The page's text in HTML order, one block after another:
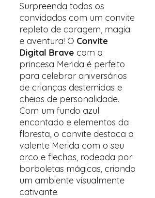
Surpreenda todos os
convidados com um convite
repleto de coragem, magia
e aventura! O Convite
Digital Brave com a
princesa Merida é perfeito
para celebrar aniversários
de crianças destemidas e
cheias de personalidade.
Com um fundo azul
encantado e elementos da
floresta, o convite destaca a
valente Merida com o seu
arco e flechas, rodeada por
borboletas mágicas, criando
um ambiente visualmente
cativante.